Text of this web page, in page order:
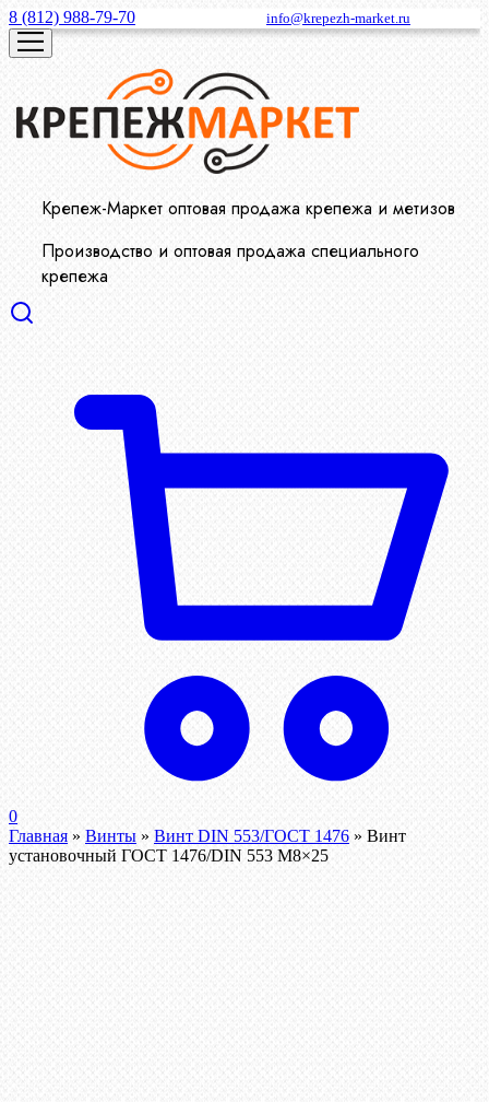
8 (812) 988-79-70 info@krepezh-market.ru
Крепеж-Маркет оптовая продажа крепежа и метизов
Производство и оптовая продажа специального
крепежа
0
Главная » Винты » Винт DIN 553/ГОСТ 1476 » Винт
установочный ГОСТ 1476/DIN 553 М8×25